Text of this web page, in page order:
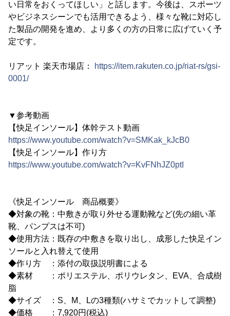
い日常をおくってほしい」と話します。今後は、スポーツ
やビジネスシーンでも活用できるよう、様々な靴に対応し
た製品の開発を進め、より多くの方の日常に広げていく予
定です。
リアット 楽天市場店：
https://item.rakuten.co.jp/riat-rs/gsi-
0001/
▼参考動画
【快足インソール】体幹テスト動画
https://www.youtube.com/watch?v=SMKak_kJcB0
【快足インソール】作り方
https://www.youtube.com/watch?v=KvFNhJZ0ptI
《快足インソール 商品概要》
◆対象の靴：中敷きが取り外せる運動靴など(先の細い革
靴、パンプスは不可)
◆使用方法：既存の中敷きを取り出し、成形した快足イン
ソールと入れ替えて使用
◆作り方 ：添付の取扱説明書による
◆素材 ：ポリエステル、ポリウレタン、EVA、合成樹
脂
◆サイズ ：S、M、Lの3種類(ハサミでカットして調整)
◆価格 ：7,920円(税込)